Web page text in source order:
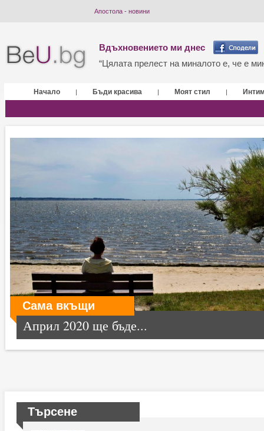
Апостола - новини
Вдъхновението ми днес
“Цялата прелест на миналото е, че е
Начало | Бъди красива | Моят стил |
Сама вкъщи
Април 2020 ще бъде...
Търсене